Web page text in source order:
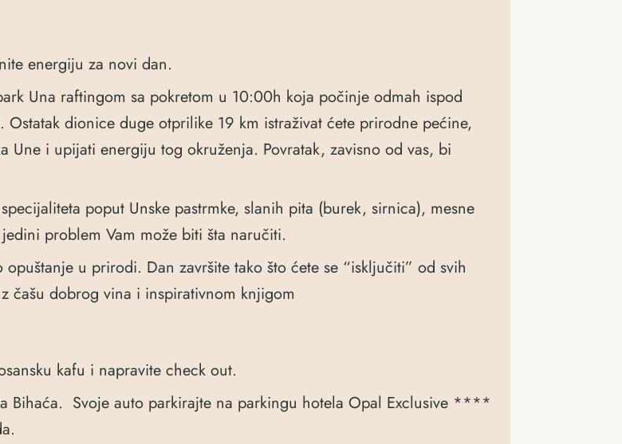
energiju za novi dan.
Una raftingom sa pokretom u 10:00h koja počinje odmah ispod
dionice duge otprilike 19 km istraživat ćete prirodne pećine,
Une i upijati energiju tog okruženja. Povratak, zavisno od vas, bi
poput Unske pastrmke, slanih pita (burek, sirnica), mesne
problem Vam može biti šta naručiti.
u prirodi. Dan završite tako što ćete se “isključiti” od svih
čašu dobrog vina i inspirativnom knjigom
kafu i napravite check out.
Bihaća. Svoje auto parkirajte na parkingu hotela Opal Exclusive ****